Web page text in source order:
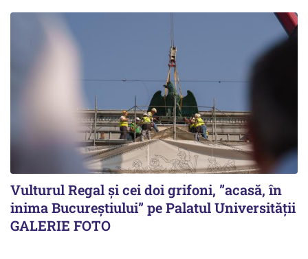
Vulturul Regal și cei doi grifoni, ”acasă, în
inima Bucureștiului” pe Palatul Universității
GALERIE FOTO